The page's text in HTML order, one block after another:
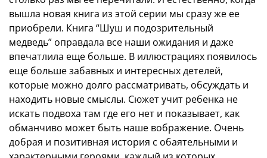
вышла новая книга из этой серии мы сразу же ее
приобрели. Книга “Шуш и подозрительный
медведь” оправдала все наши ожидания и даже
впечатлила еще больше. В иллюстрациях появилось
еще больше забавных и интересных детелей,
которые можно долго рассматривать, обсуждать и
находить новые смыслы. Сюжет учит ребенка не
искать подвоха там где его нет и показывает, как
обманчиво может быть наше вображение. Очень
добрая и позитивная история с обаятельными и